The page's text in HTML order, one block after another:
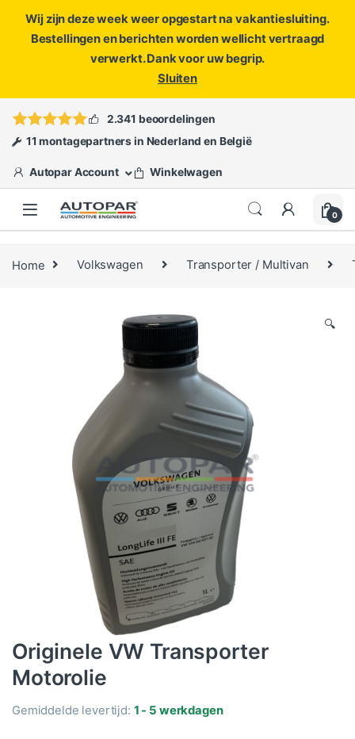
Wij zijn deze week weer opgestart na vakantiesluiting.
Bestellingen en berichten worden wellicht vertraagd
verwerkt. Dank voor uw begrip.
Sluiten
ofopen een ticket
2.341 beoordelingen
11 montagepartners in Nederland en België
Autopar Account Winkelwagen
0
Home Volkswagen Transporter / Multivan
🔍
Originele VW Transporter
Motorolie
Gemiddelde levertijd: 1 - 5 werkdagen